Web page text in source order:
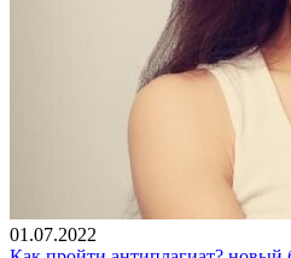
01.07.2022